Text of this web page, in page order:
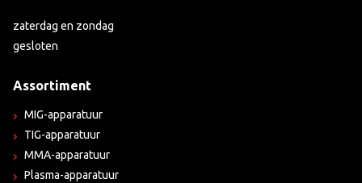
zaterdag en zondag
gesloten
Assortiment
MIG-apparatuur
TIG-apparatuur
MMA-apparatuur
Plasma-apparatuur